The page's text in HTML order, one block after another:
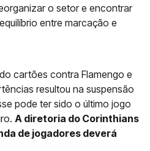
o setor e encontrar
entre marcação e
cartões contra Flamengo e
resultou na suspensão
pode ter sido o último jogo
A diretoria do Corinthians
de jogadores deverá